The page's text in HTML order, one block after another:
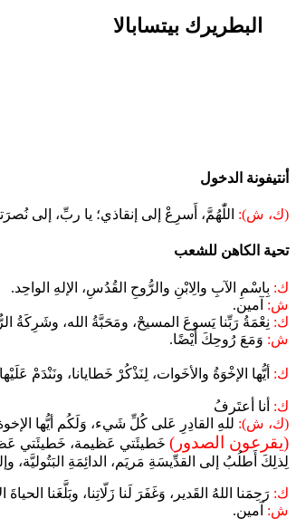
البطريرك بيتسابالا
أنتيفونة الدخول
(ك، ش): اللّٰهُمَّ، أَسرِعْ إلى إنقاذي؛ يا ربِّ، إلى
تحية الكاهن للشعب
ك: بِاسْمِ الآبِ والِابْنِ والرُّوحِ القُدُسِ، الإلهِ الواحِد.
ش: آمين.
ك: نِعْمَةُ رَبِّنا يَسوعَ المسيحْ، ومَحَبَّةُ الله، وشَرِكَةُ
ش: وَمَعَ رُوحِكَ أَيْضًا.
ك: أيُّها الإخْوَةُ والأخَوات، لِنَذْكُرْ خَطايانا، ونَنْدَمْ
ك: أنا أعتَرفُ
(ك، ش): للهِ القادِرِ عَلى كُلِّ شَيء، وَلَكُم أيُّها
(يقرعون الصدور) خَطيئَتي عَظيمة، خَطيئَتي
لِذلِكَ أَطلُبُ إلى القدِّيسَةِ مَريَم، الدائِمَةِ البَتُوليَّة،
ك: رَحِمَنا اللهُ القَدير، وَغَفَرَ لَنا زَلّاتِنا، وبَلَّغَنا الحياةَ
ش: آمين.